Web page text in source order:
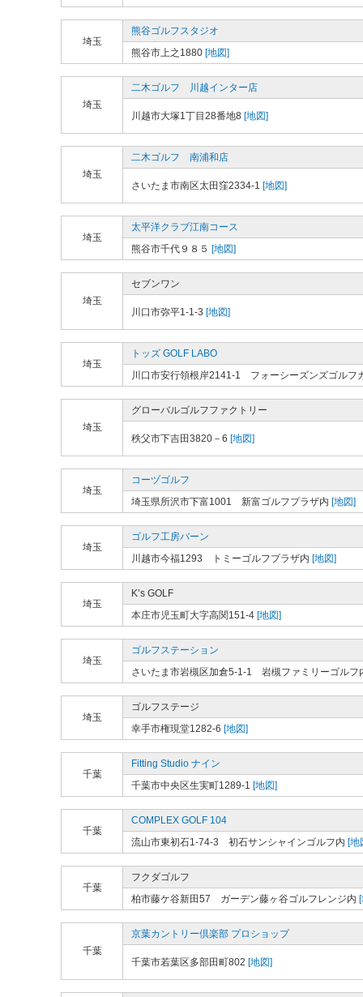
埼玉
熊谷ゴルフスタジオ
熊谷市上之1880 [地図]
埼玉
二木ゴルフ 川越インター店
川越市大塚1丁目28番地8 [地図]
埼玉
二木ゴルフ 南浦和店
さいたま市南区太田窪2334-1 [地図]
埼玉
太平洋クラブ江南コース
熊谷市千代９８５ [地図]
埼玉
セブンワン
川口市弥平1-1-3 [地図]
埼玉
トッズ GOLF LABO
川口市安行領根岸2141-1 フォーシーズンズゴルフ
埼玉
グローバルゴルフファクトリー
秩父市下吉田3820－6 [地図]
埼玉
コーヅゴルフ
埼玉県所沢市下富1001 新富ゴルフプラザ内 [地図]
埼玉
ゴルフ工房バーン
川越市今福1293 トミーゴルフプラザ内 [地図]
埼玉
K’s GOLF
本庄市児玉町大字高関151-4 [地図]
埼玉
ゴルフステーション
さいたま市岩槻区加倉5-1-1 岩槻ファミリーゴルフ
埼玉
ゴルフステージ
幸手市権現堂1282-6 [地図]
千葉
Fitting Studio ナイン
千葉市中央区生実町1289-1 [地図]
千葉
COMPLEX GOLF 104
流山市東初石1-74-3 初石サンシャインゴルフ内 [地
千葉
フクダゴルフ
柏市藤ケ谷新田57 ガーデン藤ヶ谷ゴルフレンジ内
千葉
京葉カントリー倶楽部 プロショップ
千葉市若葉区多部田町802 [地図]